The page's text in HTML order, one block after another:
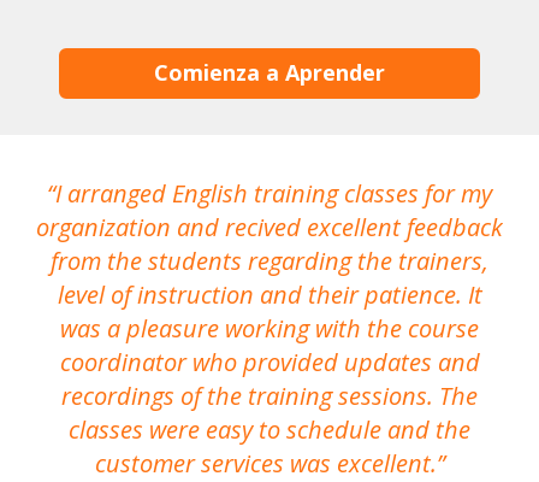
Comienza a Aprender
I arranged English training classes for my
organization and recived excellent feedback
from the students regarding the trainers,
level of instruction and their patience. It
was a pleasure working with the course
coordinator who provided updates and
recordings of the training sessions. The
classes were easy to schedule and the
customer services was excellent.